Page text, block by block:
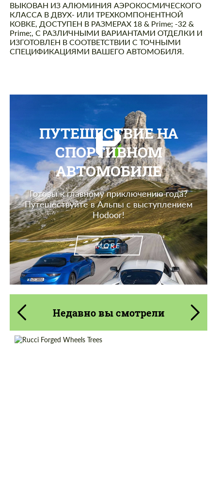
Описание
ВЫКОВАН ИЗ АЛЮМИНИЯ АЭРОКОСМИЧЕСКОГО
КЛАССА В ДВУХ- ИЛИ ТРЕХКОМПОНЕНТНОЙ
КОВКЕ, ДОСТУПЕН В РАЗМЕРАХ 18 & Prime; -32 &
Prime;, С РАЗЛИЧНЫМИ ВАРИАНТАМИ ОТДЕЛКИ И
ИЗГОТОВЛЕН В СООТВЕТСТВИИ С ТОЧНЫМИ
СПЕЦИФИКАЦИЯМИ ВАШЕГО АВТОМОБИЛЯ.
ПУТЕШЕСТВИЕ НА
СПОРТИВНОМ
АВТОМОБИЛЕ
Готовы к главному приключению года?
Путешествуйте в Альпы с выступлением
Hodoor!
MORE
Недавно вы смотрели